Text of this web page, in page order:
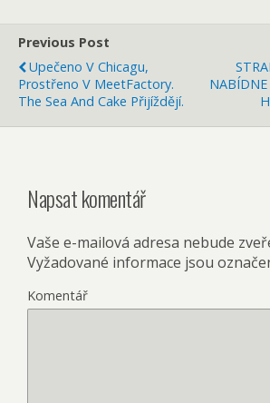
Previous Post
Upečeno V Chicagu,
Prostřeno V MeetFactory.
The Sea And Cake Přijíždějí.
NABÍDNE
Napsat komentář
Vaše e-mailová adresa nebude
Vyžadované informace jsou
Komentář